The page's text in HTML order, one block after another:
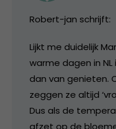
Robert-jan schrijft:
Lijkt me duidelijk
warme dagen in
dan van genieten.
zeggen ze altijd
Dus als de
afzet op de